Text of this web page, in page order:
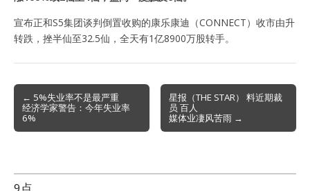
宣布正和S5集团谈判倒置收购的康乐康迪（CONNECT）收市由升
转跌，挫半仙至32.5仙，全天有1亿8900万股转手。
Post
navigation
← 5%失业率不是最严重
经济学家警告：今年失业率
6%
星报（THE STAR） 料近期裁
员 百人
媒体业凄风苦雨 →
9点